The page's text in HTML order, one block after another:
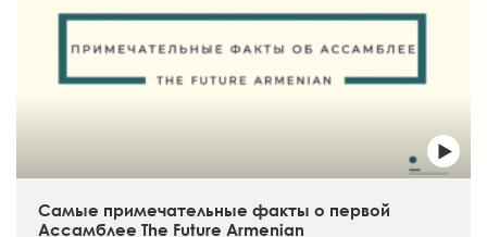
Самые примечательные факты о первой
Ассамблее The Future Armenian